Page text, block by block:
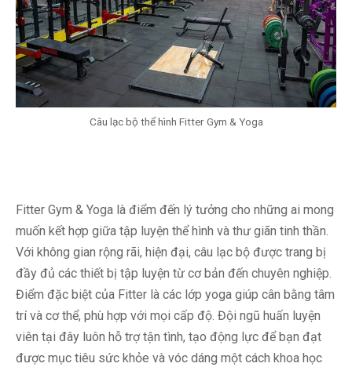
Câu lạc bộ thể hình Fitter Gym & Yoga
Fitter Gym & Yoga là điểm đến lý tưởng cho những ai mong
muốn kết hợp giữa tập luyện thể hình và thư giãn tinh thần.
Với không gian rộng rãi, hiện đại, câu lạc bộ được trang bị
đầy đủ các thiết bị tập luyện từ cơ bản đến chuyên nghiệp.
Điểm đặc biệt của Fitter là các lớp yoga giúp cân bằng tâm
trí và cơ thể, phù hợp với mọi cấp độ. Đội ngũ huấn luyện
viên tại đây luôn hỗ trợ tận tình, tạo động lực để bạn đạt
được mục tiêu sức khỏe và vóc dáng một cách khoa học